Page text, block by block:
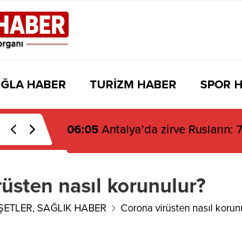
HABER TURİZM HABER SPOR
06:05 Antalya’da zirve Rusların:
nasıl korunulur?
,SAĞLIK HABER Corona virüsten nasıl